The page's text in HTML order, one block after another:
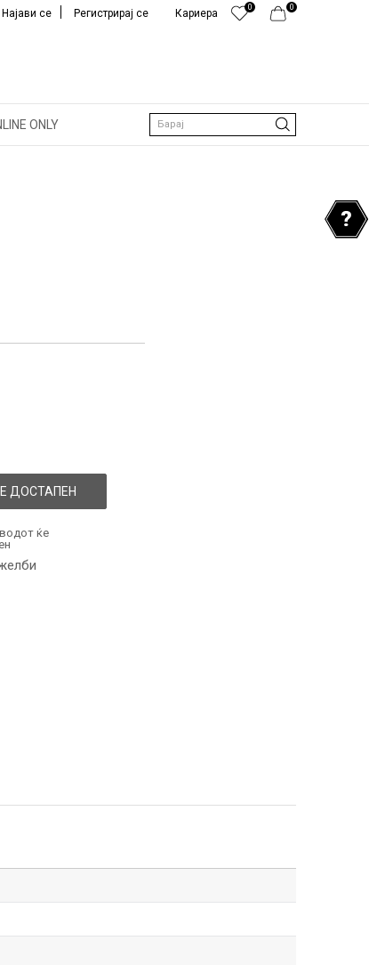
0
0
Кариера
Најави се Регистрирај се
ONLY Барај
ДОСТАПЕН
ќе